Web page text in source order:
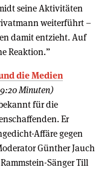
seine Aktivitäten
weiterführt –
damit entzieht. Auf
Reaktion.”
die Medien
Minuten)
für die
Er
Affäre gegen
Günther Jauch
Sänger Till